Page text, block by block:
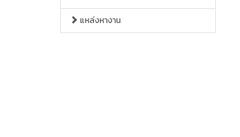
แหล่งหางาน